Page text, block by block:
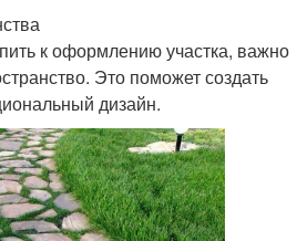
к оформлению участка, важно
Это поможет создать
дизайн.